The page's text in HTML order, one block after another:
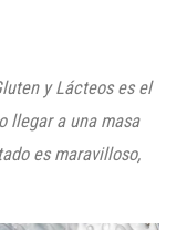
y Lácteos es el
llegar a una masa
es maravilloso,